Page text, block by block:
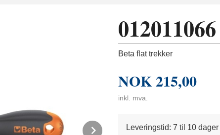
012011066
Beta flat trekker
NOK215,00
inkl. mva.
Leveringstid: 7 til 10 dager